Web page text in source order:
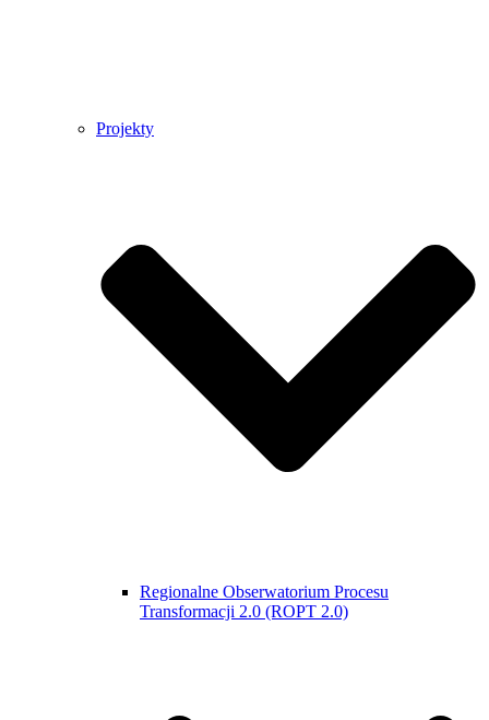
Projekty
Regionalne Obserwatorium Procesu
Transformacji 2.0 (ROPT 2.0)